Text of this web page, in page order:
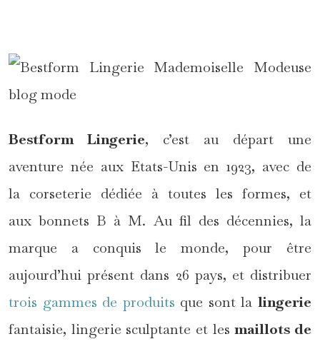
Bestform Lingerie, c’est au départ une
aventure née aux Etats-Unis en 1923, avec de
la corseterie dédiée à toutes les formes, et
aux bonnets B à M. Au fil des décennies, la
marque a conquis le monde, pour être
aujourd’hui présent dans 26 pays, et distribuer
trois gammes de produits que sont lalingerie
fantaisie, lingerie sculptante et lesmaillots de